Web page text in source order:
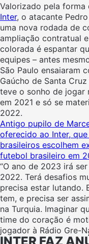
Valorizado pela
Inter, o atacante
uma nova rodada de
ampliação contratual
colorada é espantar
equipes – antes
São Paulo ensaiaram
Gaúcho de Santa
teve o sonho de jogar
em 2021 e só se
2022.
Antigo pupilo de
oferecido ao Inter,
brasileiros escolhem
futebol brasileiro em
“O ano de 2023 irá
2022. Terá desafios
precisa estar lutando.
tem, e precisa ser
na Turquia. Imaginar
time do coração é
jogador à Rádio Gre-